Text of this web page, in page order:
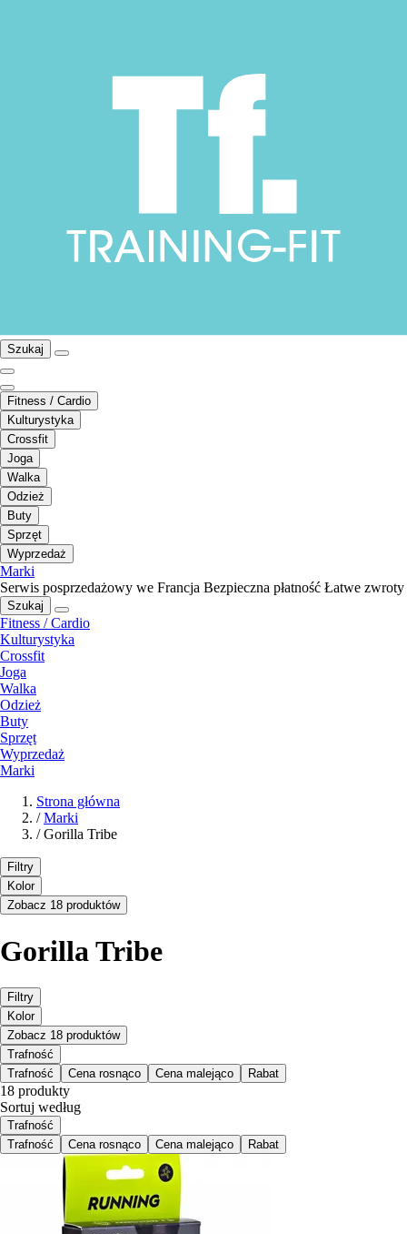
Szukaj
Fitness / Cardio
Kulturystyka
Crossfit
Joga
Walka
Odzież
Buty
Sprzęt
Wyprzedaż
Marki
Serwis posprzedażowy we Francja Bezpieczna płatność Łatwe zwroty
Szukaj
Fitness / Cardio
Kulturystyka
Crossfit
Joga
Walka
Odzież
Buty
Sprzęt
Wyprzedaż
Marki
Strona główna
/ Marki
/ Gorilla Tribe
Filtry
Kolor
Zobacz 18 produktów
Gorilla Tribe
Filtry
Kolor
Zobacz 18 produktów
Trafność
Trafność
Cena rosnąco Cena malejąco Rabat
18 produkty
Sortuj według
Trafność
Trafność
Cena rosnąco Cena malejąco Rabat